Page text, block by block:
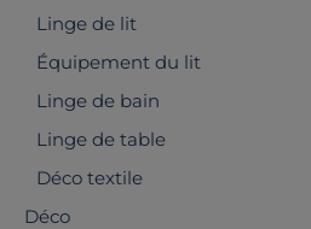
Linge de lit
Équipement du lit
Linge de bain
Linge de table
Déco textile
Déco